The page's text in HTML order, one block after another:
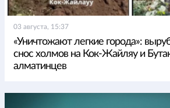
03 августа, 15:37
«Уничтожают легкие города»:
снос холмов на Кок-Жайляу и
алматинцев